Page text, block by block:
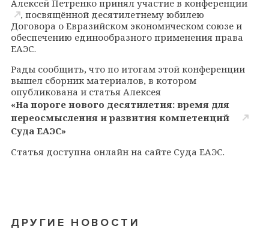
Алексей Петренко принял участие в конференции
, посвящённой десятилетнему юбилею
Договора о Евразийском экономическом союзе и
обеспечению единообразного применения права
ЕАЭС.
Рады сообщить, что по итогам этой конференции
вышел сборник материалов, в котором
опубликована и статья Алексея
«На пороге нового десятилетия: время для
переосмысления и развития компетенций
Суда ЕАЭС»
Статья доступна онлайн на сайте Суда ЕАЭС.
ДРУГИЕ НОВОСТИ